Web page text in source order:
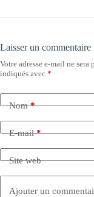
Laisser un commentaire
Votre adresse e-mail ne sera
indiqués avec *
Nom*
E-mail*
Site web
Ajouter un